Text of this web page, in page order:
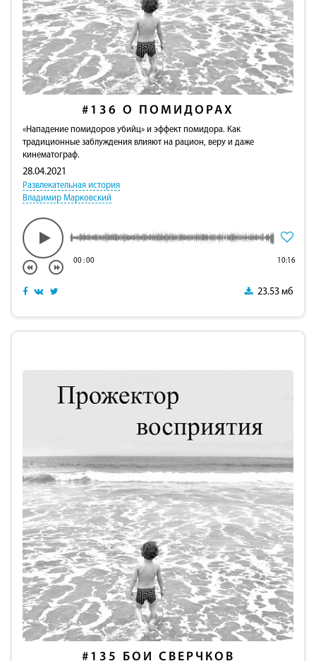
#136 О ПОМИДОРАХ
«Нападение помидоров убийц» и эффект помидора. Как
традиционные заблуждения влияют на рацион, веру и даже
кинематограф.
28.04.2021
Развлекательная история
Владимир Марковский
00:00 10:16
23.53 мб
#135 БОИ СВЕРЧКОВ